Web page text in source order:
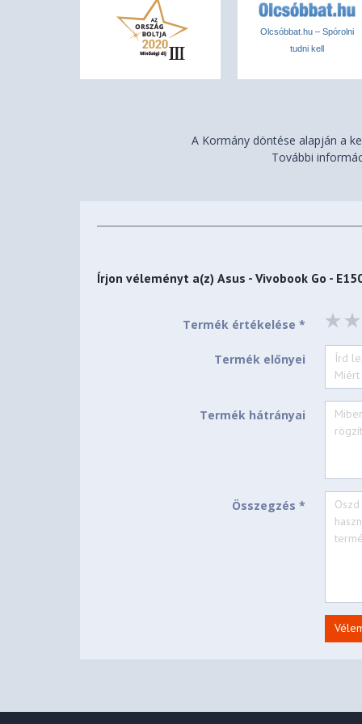
Ujjlenyomat olvasó
Igen
Igen
Akkumulátor
3
45 watt
Egyéb adatok
Egyéb funkciók
Igen
232,5 mm
Olcsóbbat.hu – Spórolni
tudni kell
A Kormány döntése alapján a
További
Írjon véleményt a(z)Asus - Vivobook Go -
Termék értékelése *
Termék előnyei
Termék hátrányai
Összegzés *